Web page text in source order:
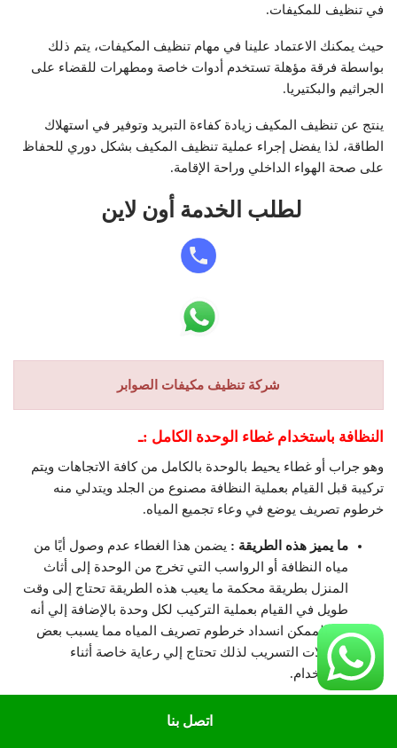
في تنظيف للمكيفات.
حيث يمكنك الاعتماد علينا في مهام تنظيف المكيفات، يتم ذلك
بواسطة فرقة مؤهلة تستخدم أدوات خاصة ومطهرات للقضاء على
الجراثيم والبكتيريا.
ينتج عن تنظيف المكيف زيادة كفاءة التبريد وتوفير في استهلاك
الطاقة، لذا يفضل إجراء عملية تنظيف المكيف بشكل دوري للحفاظ
على صحة الهواء الداخلي وراحة الإقامة.
لطلب الخدمة أون لاين
شركة تنظيف مكيفات الصوابر
النظافة باستخدام غطاء الوحدة الكامل :ـ
وهو جراب أو غطاء يحيط بالوحدة بالكامل من كافة الاتجاهات ويتم
تركيبة قبل القيام بعملية النظافة مصنوع من الجلد ويتدلي منه
خرطوم تصريف يوضع في وعاء تجميع المياه.
ما يميز هذه الطريقة : يضمن هذا الغطاء عدم وصول أيًا من
مياه النظافة أو الرواسب التي تخرج من الوحدة إلى أثاث
المنزل بطريقة محكمة ما يعيب هذه الطريقة تحتاج إلى وقت
طويل في القيام بعملية التركيب لكل وحدة بالإضافة إلي أنه
من الممكن انسداد خرطوم تصريف المياه مما يسبب بعض
مشكلات التسريب لذلك تحتاج إلي رعاية خاصة أثناء
الاستخدام.
شركة تنظيف مكيفات الدوحة
اتصل بنا